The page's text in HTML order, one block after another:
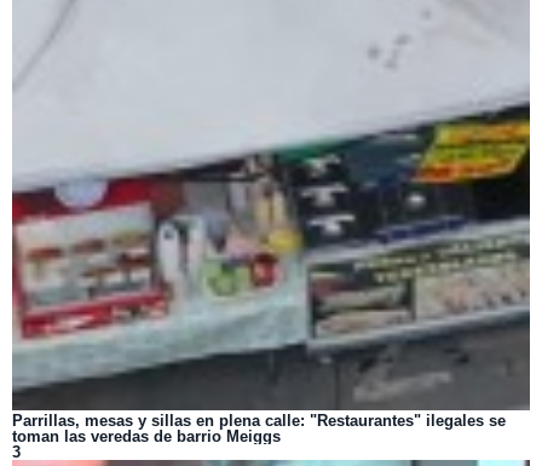
Parrillas, mesas y sillas en plena calle: "Restaurantes" ilegales se
toman las veredas de barrio Meiggs
3